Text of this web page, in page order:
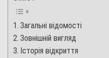
Загальні відомості
Зовнішній вигляд
Історія відкриття